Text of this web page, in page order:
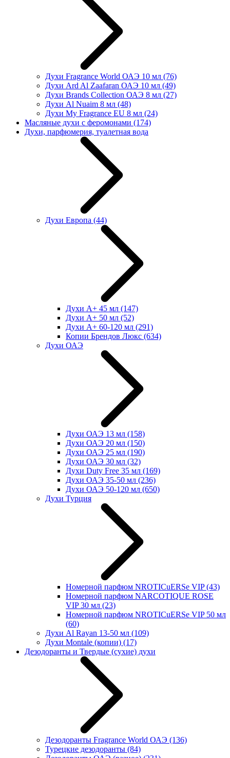
Духи Fragrance World ОАЭ 10 мл (76)
Духи Ard Al Zaafaran ОАЭ 10 мл (49)
Духи Brands Collection ОАЭ 8 мл (27)
Духи Al Nuaim 8 мл (48)
Духи My Fragrance EU 8 мл (24)
Масляные духи с феромонами (174)
Духи, парфюмерия, туалетная вода
Духи Европа (44)
Духи А+ 45 мл (147)
Духи А+ 50 мл (52)
Духи А+ 60-120 мл (291)
Копии Брендов Люкс (634)
Духи ОАЭ
Духи ОАЭ 13 мл (158)
Духи ОАЭ 20 мл (150)
Духи ОАЭ 25 мл (190)
Духи ОАЭ 30 мл (32)
Духи Duty Free 35 мл (169)
Духи ОАЭ 35-50 мл (236)
Духи ОАЭ 50-120 мл (650)
Духи Турция
Номерной парфюм NROTICuERSe VIP(43)
Номерной парфюм NARCOTIQUE ROSE
VIP 30 мл (23)
Номерной парфюм NROTICuERSe VIP 50 мл
(60)
Духи Al Rayan 13-50 мл (109)
Духи Montale (копии) (17)
Дезодоранты и Твердые (сухие) духи
Дезодоранты Fragrance World ОАЭ (136)
Турецкие дезодоранты (84)